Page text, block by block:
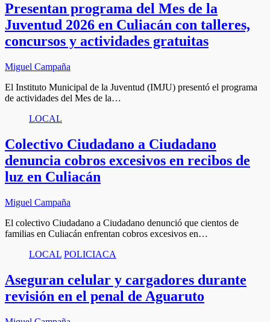
Presentan programa del Mes de la
Juventud 2026 en Culiacán con talleres,
concursos y actividades gratuitas
Miguel Campaña
El Instituto Municipal de la Juventud (IMJU) presentó el programa
de actividades del Mes de la…
LOCAL
Colectivo Ciudadano a Ciudadano
denuncia cobros excesivos en recibos de
luz en Culiacán
Miguel Campaña
El colectivo Ciudadano a Ciudadano denunció que cientos de
familias en Culiacán enfrentan cobros excesivos en…
LOCAL POLICIACA
Aseguran celular y cargadores durante
revisión en el penal de Aguaruto